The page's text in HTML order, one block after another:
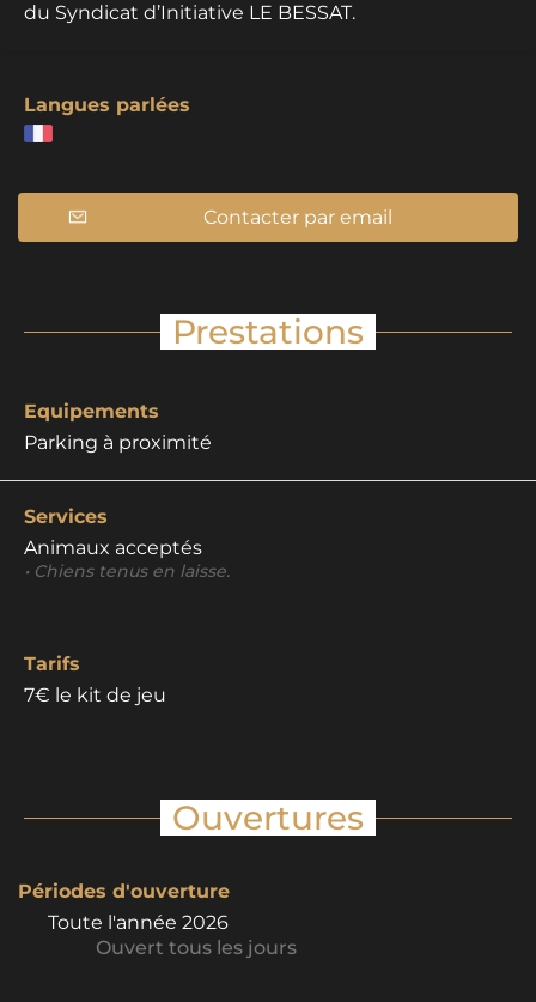
du Syndicat d’Initiative LE BESSAT.
Langues parlées
Contacter par email
Prestations
Equipements
Parking à proximité
Services
Animaux acceptés
• Chiens tenus en laisse.
Tarifs
7€ le kit de jeu
Ouvertures
Périodes d'ouverture
Toute l'année 2026
Ouvert tous les jours